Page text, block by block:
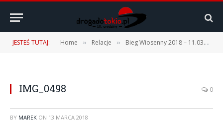
JESTEŚ TUTAJ: Home » Relacje » Bieg Wiosenny 2018 – 11.03.2018 r.
IMG_0498 0
BY MAREK ON 13 MARCA 2018